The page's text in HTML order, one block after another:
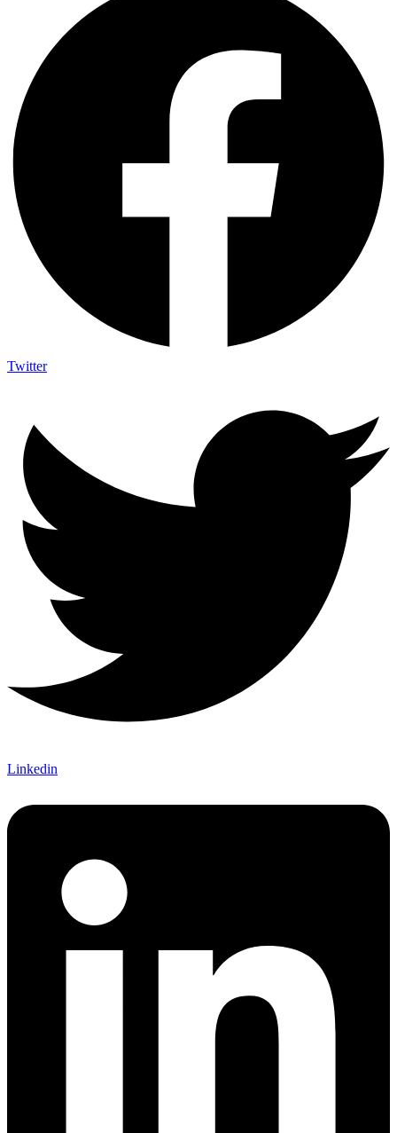
Twitter
Linkedin